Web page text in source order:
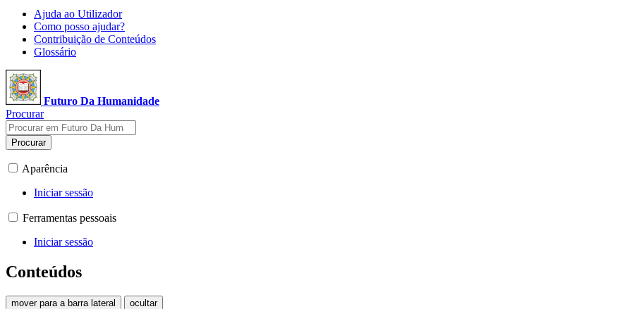
Ajuda ao Utilizador
Como posso ajudar?
Contribuição de Conteúdos
Glossário
Futuro Da Humanidade
Procurar
Procurar
Aparência
Iniciar sessão
Ferramentas pessoais
Iniciar sessão
Conteúdos
mover para a barra lateral ocultar